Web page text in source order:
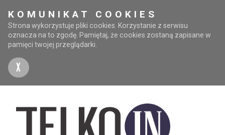
KOMUNIKAT COOKIES
Strona wykorzystuje pliki cookies. Korzystanie z serwisu
oznacza na to zgodę. Pamiętaj, że cookies zostaną zapisane w
pamięci twojej przeglądarki.
X